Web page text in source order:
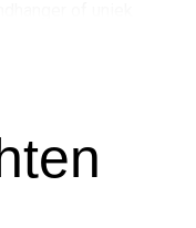
of mix het met ronde
totaalbeeld,